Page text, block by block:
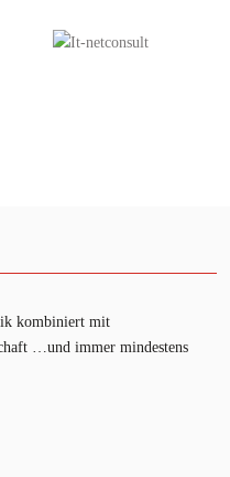
kombiniert mit
…und immer mindestens